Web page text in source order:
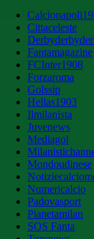
Cittaceleste
Fantamagazine
FCInter1908
Forzaroma
Golssip
Hellas1903
Ilmilanista
Juvenews
Mediagol
Mondoudinese
Numericalcio
Padovasport
Pianetamilan
SOS Fanta